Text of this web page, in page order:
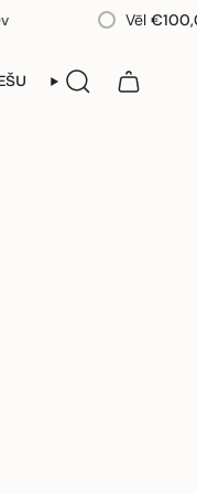
Vēl €100,00
MEKLĒT